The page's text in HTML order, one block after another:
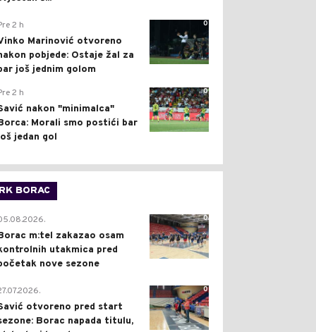
0
2 h
Marinović otvoreno
pobjede: Ostaje žal za
još jednim golom
0
2 h
nakon "minimalca"
Morali smo postići bar
jedan gol
RK BORAC
0
m:tel zakazao osam
utakmica pred
nove sezone
0
otvoreno pred start
Borac napada titulu,